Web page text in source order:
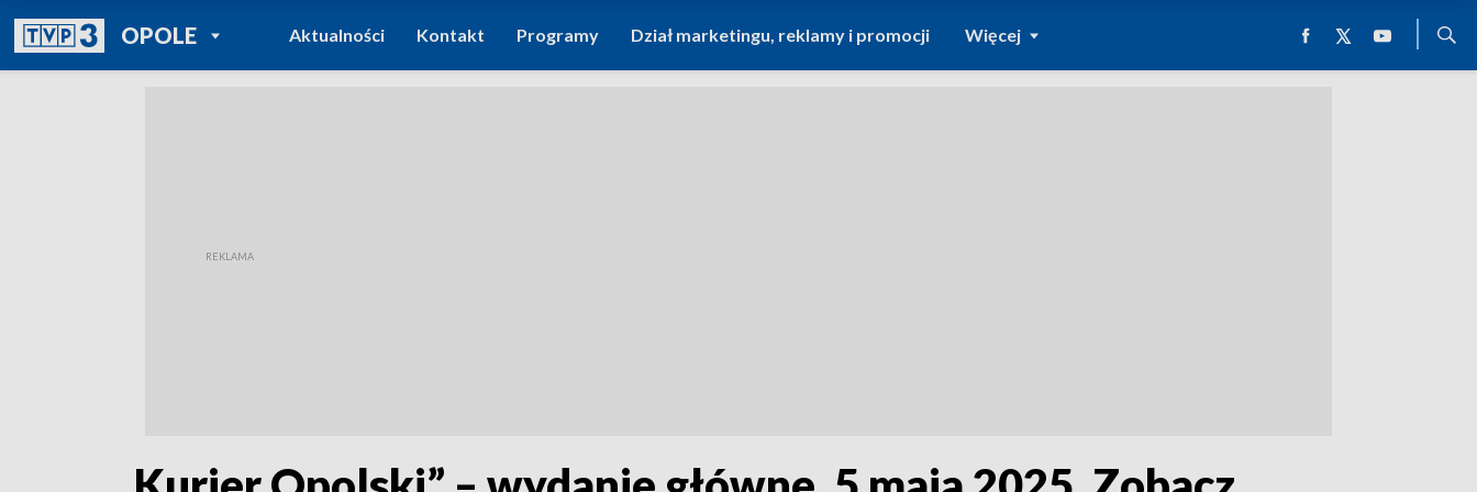
OPOLEPOWRÓT DO
TVP REGIONY
Aktualności Kontakt Programy Dział marketingu, reklamy i promocji Więcej